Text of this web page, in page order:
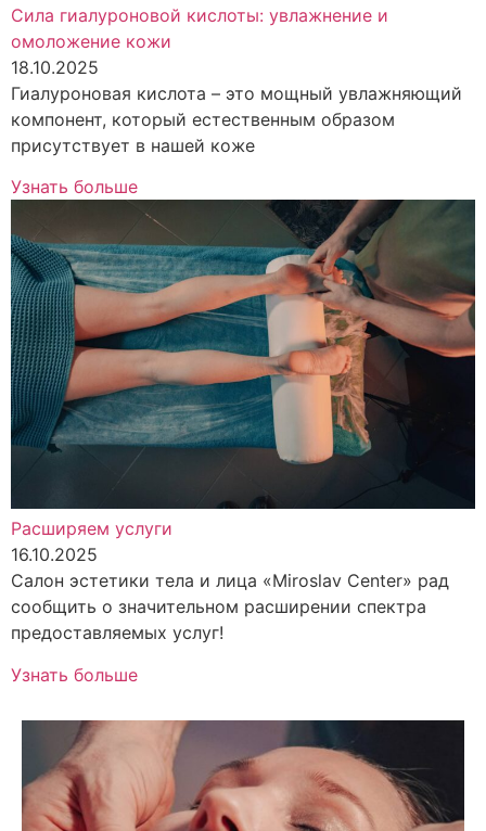
Сила гиалуроновой кислоты: увлажнение и
омоложение кожи
18.10.2025
Гиалуроновая кислота – это мощный увлажняющий
компонент, который естественным образом
присутствует в нашей коже
Узнать больше
Расширяем услуги
16.10.2025
Салон эстетики тела и лица «Miroslav Center» рад
сообщить о значительном расширении спектра
предоставляемых услуг!
Узнать больше